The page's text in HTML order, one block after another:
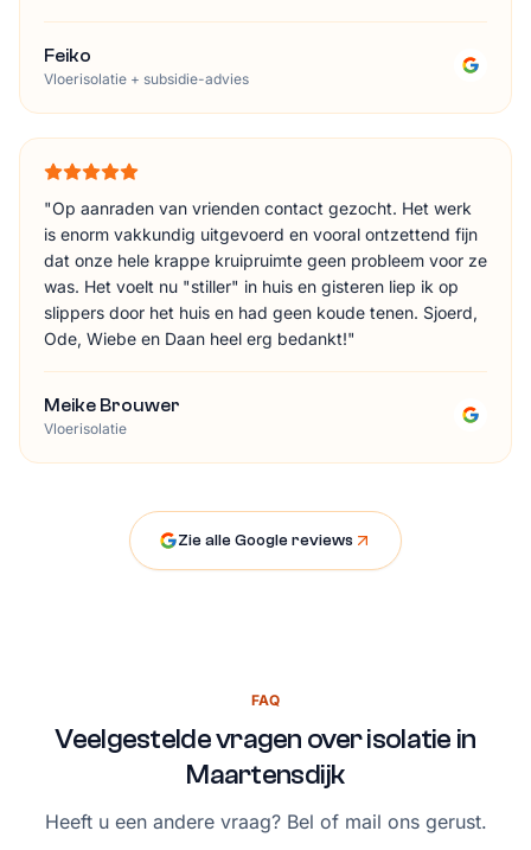
Feiko
Vloerisolatie + subsidie-advies
"Op aanraden van vrienden contact gezocht. Het werk
is enorm vakkundig uitgevoerd en vooral ontzettend fijn
dat onze hele krappe kruipruimte geen probleem voor ze
was. Het voelt nu "stiller" in huis en gisteren liep ik op
slippers door het huis en had geen koude tenen. Sjoerd,
Ode, Wiebe en Daan heel erg bedankt!"
Meike Brouwer
Vloerisolatie
Zie alle Google reviews
FAQ
Veelgestelde vragen over isolatie in
Maartensdijk
Heeft u een andere vraag? Bel of mail ons gerust.